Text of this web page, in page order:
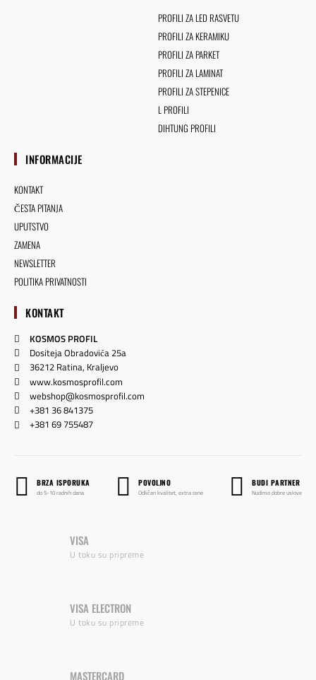
PROFILI ZA LED RASVETU
PROFILI ZA KERAMIKU
PROFILI ZA PARKET
PROFILI ZA LAMINAT
PROFILI ZA STEPENICE
L PROFILI
DIHTUNG PROFILI
INFORMACIJE
KONTAKT
ČESTA PITANJA
UPUTSTVO
ZAMENA
NEWSLETTER
POLITIKA PRIVATNOSTI
KONTAKT
KOSMOS PROFIL
Dositeja Obradovića 25a
36212 Ratina, Kraljevo
www.kosmosprofil.com
webshop@kosmosprofil.com
+381 36 841375
+381 69 755487
BRZA ISPORUKA
do 5-10 radnih dana
POVOLJNO
Odličan kvalitet, extra cene
BUDI PARTNER
Nudimo dobre uslove
VISA
U toku su pripreme
VISA ELECTRON
U toku su pripreme
MASTERCARD